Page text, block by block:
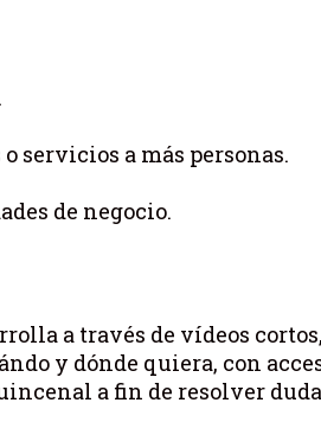
servicios a más personas.
de negocio.
a través de vídeos
y dónde quiera, con
a fin de resolver